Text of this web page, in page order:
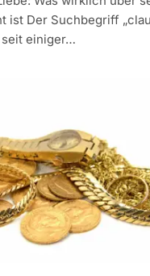
ist Der Suchbegriff
seit einiger…